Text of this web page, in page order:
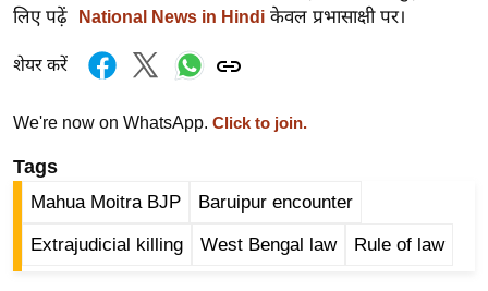
वु
ड
ली
ड
फि
ल्म
लिए पढ़ें
National News in Hindi केवल प्रभासाक्षी पर।
शेयर करें
We're now on WhatsApp. Click to join.
Tags
Mahua Moitra BJP Baruipur encounter
Extrajudicial killing West Bengal law Rule of law